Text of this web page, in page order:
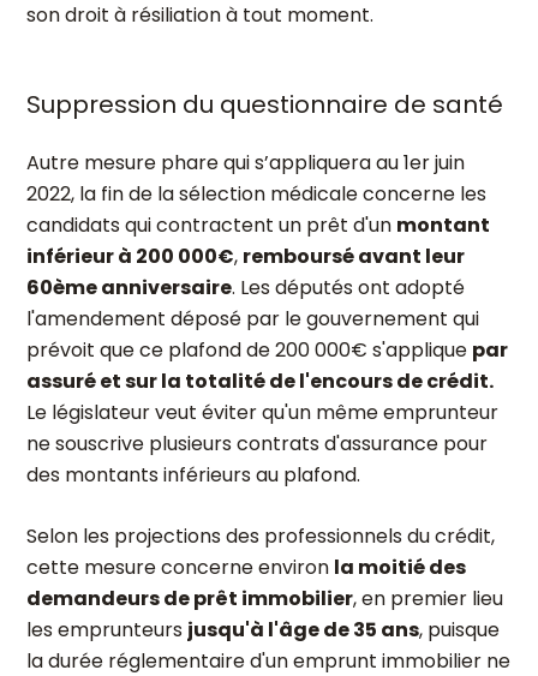
son droit à résiliation à tout moment.
Suppression du questionnaire de santé
Autre mesure phare qui s’appliquera au 1er juin
2022, la fin de la sélection médicale concerne les
candidats qui contractent un prêt d'un montant
inférieur à 200 000€, remboursé avant leur
60ème anniversaire. Les députés ont adopté
l'amendement déposé par le gouvernement qui
prévoit que ce plafond de 200 000€ s'applique par
assuré et sur la totalité de l'encours de crédit.
Le législateur veut éviter qu'un même emprunteur
ne souscrive plusieurs contrats d'assurance pour
des montants inférieurs au plafond.
Selon les projections des professionnels du crédit,
cette mesure concerne environ la moitié des
demandeurs de prêt immobilier, en premier lieu
les emprunteurs jusqu'à l'âge de 35 ans, puisque
la durée réglementaire d'un emprunt immobilier ne